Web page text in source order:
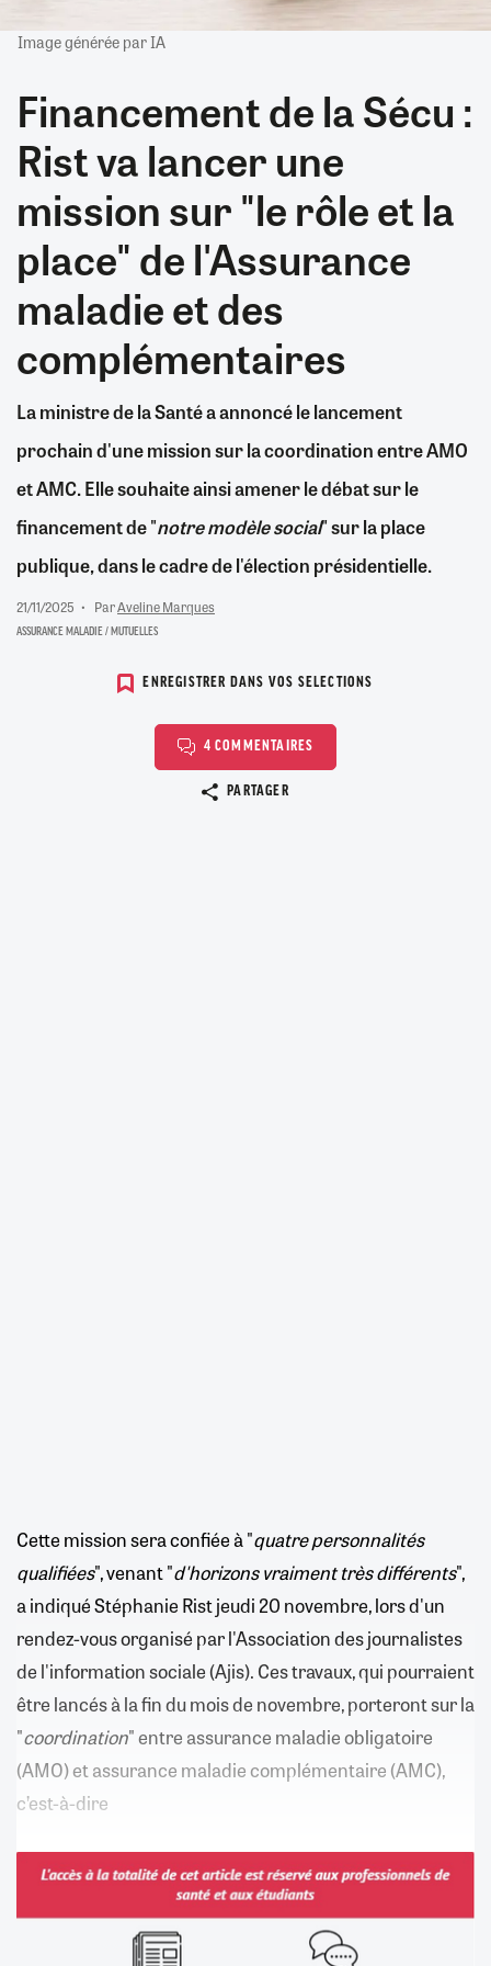
Image générée par IA
Financement de la Sécu :
Rist va lancer une
mission sur "le rôle et la
place" de l'Assurance
maladie et des
complémentaires
La ministre de la Santé a annoncé le lancement
prochain d'une mission sur la coordination entre AMO
et AMC. Elle souhaite ainsi amener le débat sur le
financement de "notre modèle social" sur la place
publique, dans le cadre de l'élection présidentielle.
21/11/2025 ParAveline Marques
ASSURANCE MALADIE / MUTUELLES
ENREGISTRER DANS VOS SELECTIONS
4 COMMENTAIRES
PARTAGER
Cette mission sera confiée à "quatre personnalités
qualifiées", venant "d'horizons vraiment très différents",
a indiqué Stéphanie Rist jeudi 20 novembre, lors d'un
rendez-vous organisé par l'Association des journalistes
de l'information sociale (Ajis). Ces travaux, qui pourraient
être lancés à la fin du mois de novembre, porteront sur la
"coordination" entre assurance maladie obligatoire
(AMO) et assurance maladie complémentaire (AMC),
c’est-à-dire